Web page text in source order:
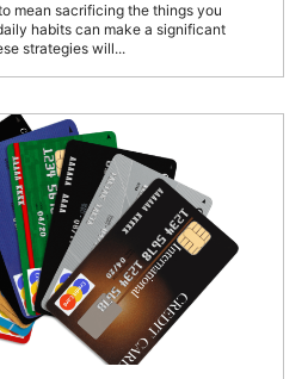
mean sacrificing the things you
habits can make a significant
strategies will...